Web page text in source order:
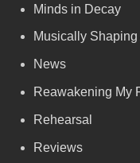
Minds in Decay
Musically
News
Reawakening My
Rehearsal
Reviews